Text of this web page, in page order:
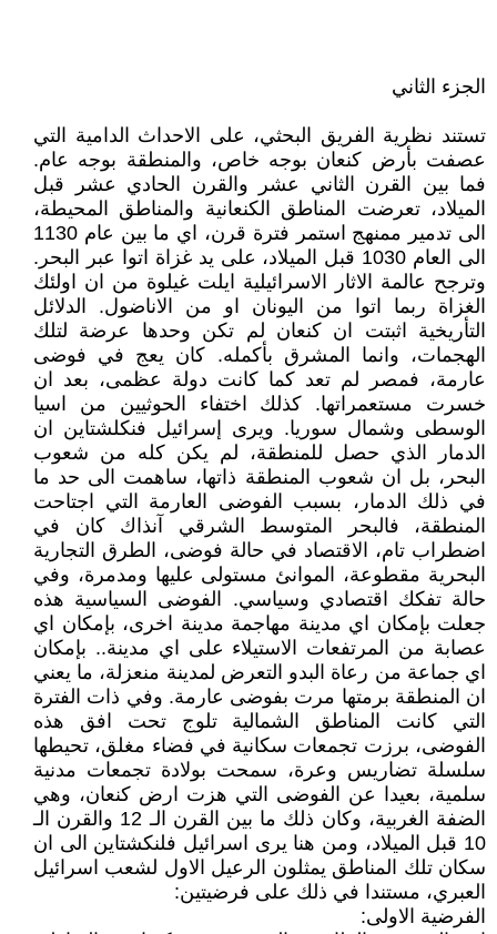
الجزء الثاني
تستند نظرية الفريق البحثي، على الاحداث الدامية التي
عصفت بأرض كنعان بوجه خاص، والمنطقة بوجه عام.
فما بين القرن الثاني عشر والقرن الحادي عشر قبل
الميلاد، تعرضت المناطق الكنعانية والمناطق المحيطة،
الى تدمير ممنهج استمر فترة قرن، اي ما بين عام 1130
الى العام 1030 قبل الميلاد، على يد غزاة اتوا عبر البحر.
وترجح عالمة الاثار الاسرائيلية ايلت غيلوة من ان اولئك
الغزاة ربما اتوا من اليونان او من الاناضول. الدلائل
التأريخية اثبتت ان كنعان لم تكن وحدها عرضة لتلك
الهجمات، وانما المشرق بأكمله. كان يعج في فوضى
عارمة، فمصر لم تعد كما كانت دولة عظمى، بعد ان
خسرت مستعمراتها. كذلك اختفاء الحوثيين من اسيا
الوسطى وشمال سوريا. ويرى إسرائيل فنكلشتاين ان
الدمار الذي حصل للمنطقة، لم يكن كله من شعوب
البحر، بل ان شعوب المنطقة ذاتها، ساهمت الى حد ما
في ذلك الدمار، بسبب الفوضى العارمة التي اجتاحت
المنطقة، فالبحر المتوسط الشرقي آنذاك كان في
اضطراب تام، الاقتصاد في حالة فوضى، الطرق التجارية
البحرية مقطوعة، الموانئ مستولى عليها ومدمرة، وفي
حالة تفكك اقتصادي وسياسي. الفوضى السياسية هذه
جعلت بإمكان اي مدينة مهاجمة مدينة اخرى، بإمكان اي
عصابة من المرتفعات الاستيلاء على اي مدينة.. بإمكان
اي جماعة من رعاة البدو التعرض لمدينة منعزلة، ما يعني
ان المنطقة برمتها مرت بفوضى عارمة. وفي ذات الفترة
التي كانت المناطق الشمالية تلوج تحت افق هذه
الفوضى، برزت تجمعات سكانية في فضاء مغلق، تحيطها
سلسلة تضاريس وعرة، سمحت بولادة تجمعات مدنية
سلمية، بعيدا عن الفوضى التي هزت ارض كنعان، وهي
الضفة الغربية، وكان ذلك ما بين القرن الـ 12 والقرن الـ
10 قبل الميلاد، ومن هنا يرى اسرائيل فلنكشتاين الى ان
سكان تلك المناطق يمثلون الرعيل الاول لشعب اسرائيل
العبري، مستندا في ذلك على فرضيتين:
الفرضية الاولى: